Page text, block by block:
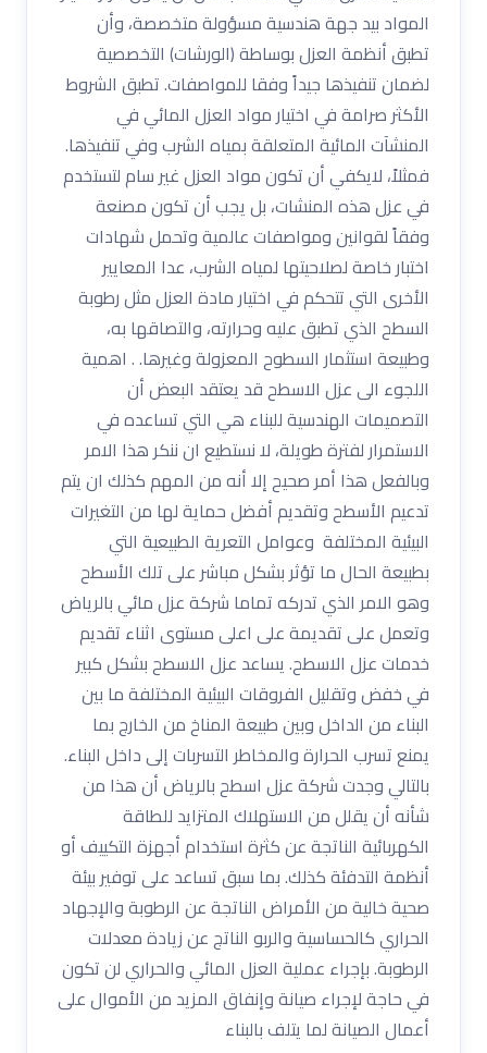
المواد بيد جهة هندسية مسؤولة متخصصة، وأن
تطبق أنظمة العزل بوساطة (الورشات) التخصصية
لضمان تنفيذها جيداً وفقا للمواصفات. تطبق الشروط
الأكثر صرامة في اختيار مواد العزل المائي في
المنشآت المائية المتعلقة بمياه الشرب وفي تنفيذها.
فمثلاً، لايكفي أن تكون مواد العزل غير سام لتستخدم
في عزل هذه المنشات، بل يجب أن تكون مصنعة
وفقاً لقوانين ومواصفات عالمية وتحمل شهادات
اختبار خاصة لصلاحيتها لمياه الشرب، عدا المعايير
الأخرى التي تتحكم في اختيار مادة العزل مثل رطوبة
السطح الذي تطبق عليه وحرارته، والتصاقها به،
وطبيعة استثمار السطوح المعزولة وغيرها. . اهمية
اللجوء الى عزل الاسطح قد يعتقد البعض أن
التصميمات الهندسية للبناء هي التي تساعده في
الاستمرار لفترة طويلة، لا نستطيع ان ننكر هذا الامر
وبالفعل هذا أمر صحيح إلا أنه من المهم كذلك ان يتم
تدعيم الأسطح وتقديم أفضل حماية لها من التغيرات
البيئية المختلفة وعوامل التعرية الطبيعية التي
بطبيعة الحال ما تؤثر بشكل مباشر على تلك الأسطح
وهو الامر الذي تدركه تماما شركة عزل مائي بالرياض
وتعمل على تقديمة على اعلى مستوى اثناء تقديم
خدمات عزل الاسطح. يساعد عزل الاسطح بشكل كبير
في خفض وتقليل الفروقات البيئية المختلفة ما بين
البناء من الداخل وبين طبيعة المناخ من الخارج بما
يمنع تسرب الحرارة والمخاطر التسربات إلى داخل البناء.
بالتالي وجدت شركة عزل اسطح بالرياض أن هذا من
شأنه أن يقلل من الاستهلاك المتزايد للطاقة
الكهربائية الناتجة عن كثرة استخدام أجهزة التكييف أو
أنظمة التدفئة كذلك. بما سبق تساعد على توفير بيئة
صحية خالية من الأمراض الناتجة عن الرطوبة والإجهاد
الحراري كالحساسية والربو الناتج عن زيادة معدلات
الرطوبة. بإجراء عملية العزل المائي والحراري لن تكون
في حاجة لإجراء صيانة وإنفاق المزيد من الأموال على
أعمال الصيانة لما يتلف بالبناء